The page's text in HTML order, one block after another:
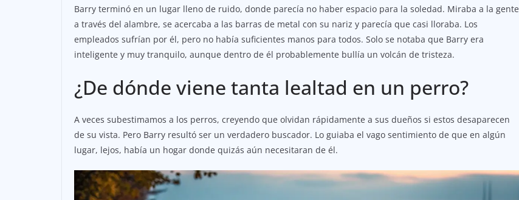
Barry terminó en un lugar lleno de ruido, donde parecía no haber espacio para la soledad. Miraba a la gente
a través del alambre, se acercaba a las barras de metal con su nariz y parecía que casi lloraba. Los
empleados sufrían por él, pero no había suficientes manos para todos. Solo se notaba que Barry era
inteligente y muy tranquilo, aunque dentro de él probablemente bullía un volcán de tristeza.
¿De dónde viene tanta lealtad en un perro?
A veces subestimamos a los perros, creyendo que olvidan rápidamente a sus dueños si estos desaparecen
de su vista. Pero Barry resultó ser un verdadero buscador. Lo guiaba el vago sentimiento de que en algún
lugar, lejos, había un hogar donde quizás aún necesitaran de él.